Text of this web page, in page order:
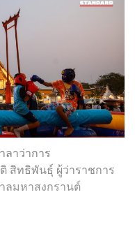
ลาว่าการ
สิทธิพันธุ์ ผู้ว่าราชการ
ลมหาสงกรานต์